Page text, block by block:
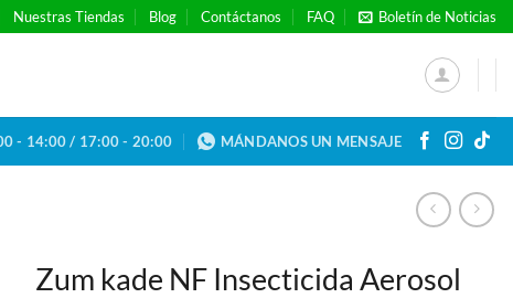
Nuestras Tiendas Blog Contáctanos FAQ Boletín de Noticias
- 14:00 / 17:00 - 20:00 MÁNDANOS UN MENSAJE
Zum kade NF Insecticida Aerosol